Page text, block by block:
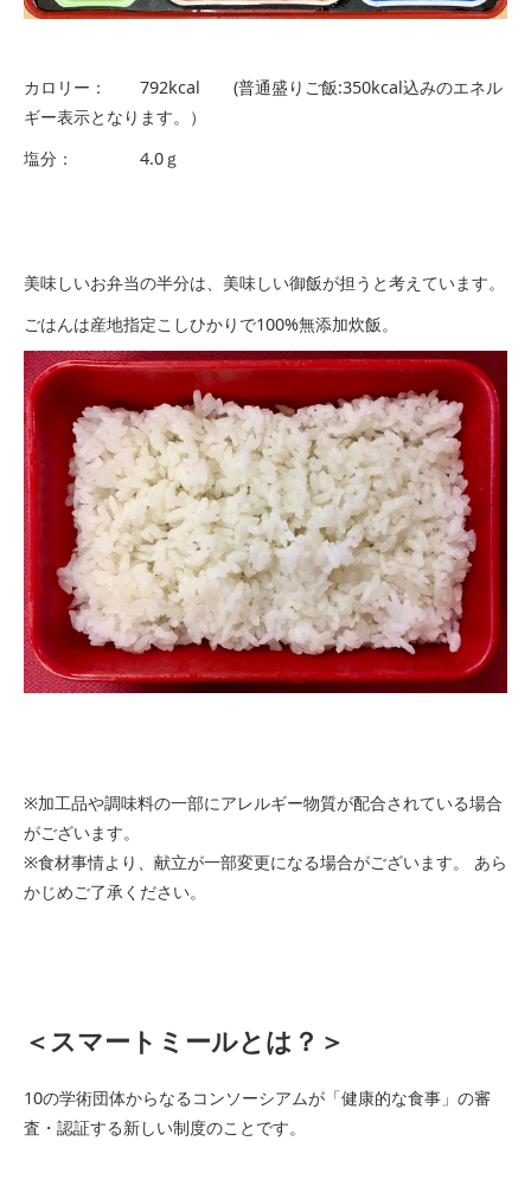
カロリー： 792kcal (普通盛りご飯:350kcal込みのエネル
ギー表示となります。）
塩分： 4.0ｇ
美味しいお弁当の半分は、美味しい御飯が担うと考えています。
ごはんは産地指定こしひかりで100%無添加炊飯。
※加工品や調味料の一部にアレルギー物質が配合されている場合
がございます。
※食材事情より、献立が一部変更になる場合がございます。 あら
かじめご了承ください。
＜スマートミールとは？＞
10の学術団体からなるコンソーシアムが「健康的な食事」の審
査・認証する新しい制度のことです。